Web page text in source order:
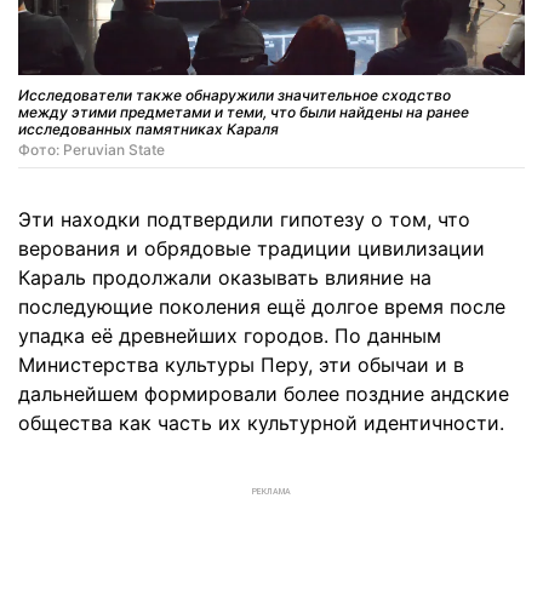
Исследователи также обнаружили значительное сходство
между этими предметами и теми, что были найдены на ранее
исследованных памятниках Караля
Фото: Peruvian State
Эти находки подтвердили гипотезу о том, что
верования и обрядовые традиции цивилизации
Караль продолжали оказывать влияние на
последующие поколения ещё долгое время после
упадка её древнейших городов. По данным
Министерства культуры Перу, эти обычаи и в
дальнейшем формировали более поздние андские
общества как часть их культурной идентичности.
РЕКЛАМА